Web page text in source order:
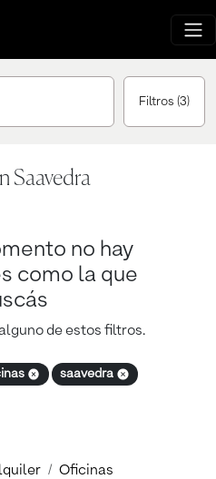
Filtros (3)
Saavedra
no hay
como la que
de estos filtros.
saavedra
Oficinas